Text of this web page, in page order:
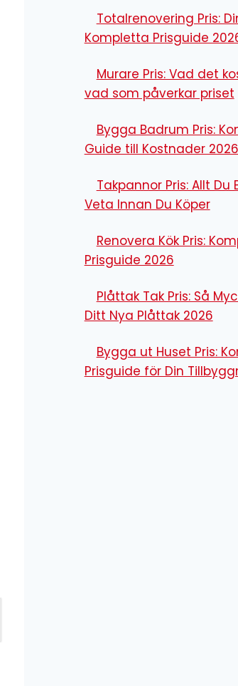
Totalrenovering Pris:
Kompletta Prisguide
Murare Pris: Vad det
vad som påverkar priset
Bygga Badrum Pris:
Guide till Kostnader 2026
Takpannor Pris: Allt Du
Veta Innan Du Köper
Renovera Kök Pris:
Prisguide 2026
Plåttak Tak Pris: Så
Ditt Nya Plåttak 2026
Bygga ut Huset Pris:
Prisguide för Din